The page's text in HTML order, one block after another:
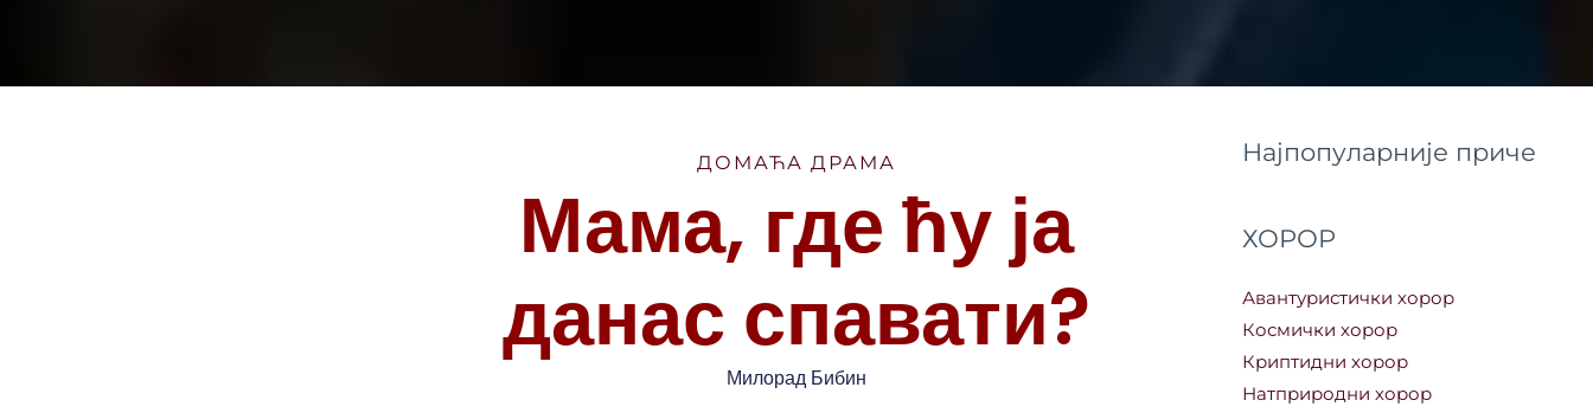
ДОМАЋА ДРАМА
Мама, где ћу ја
данас спавати?
Милорад Бибин
Најпопуларније приче
ХОРОР
Авантуристички хорор
Космички хорор
Криптидни хорор
Натприродни хорор